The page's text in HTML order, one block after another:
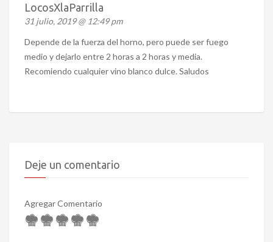
LocosXlaParrilla
31 julio, 2019 @ 12:49 pm
Depende de la fuerza del horno, pero puede ser fuego
medio y dejarlo entre 2 horas a 2 horas y media.
Recomiendo cualquier vino blanco dulce. Saludos
Deje un comentario
Agregar Comentario